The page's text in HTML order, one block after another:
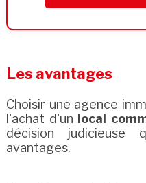
Les avantages
Choisir une agence
l'achat d'un
local
décision
avantages.